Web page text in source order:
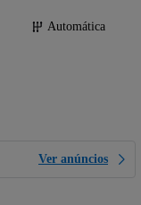
Automática
Ver anúncios